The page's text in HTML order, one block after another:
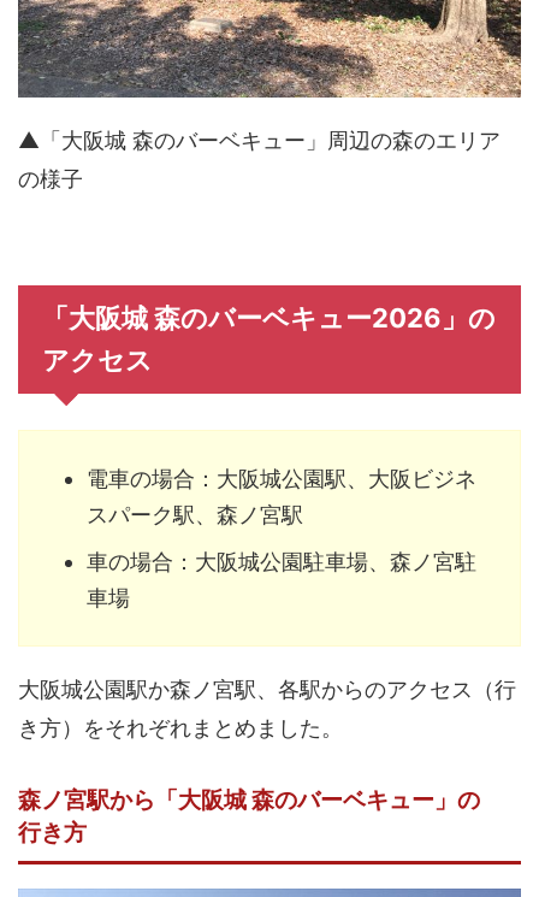
▲「大阪城 森のバーベキュー」周辺の森のエリア
の様子
「大阪城 森のバーベキュー2026」の
アクセス
電車の場合：大阪城公園駅、大阪ビジネ
スパーク駅、森ノ宮駅
車の場合：大阪城公園駐車場、森ノ宮駐
車場
大阪城公園駅か森ノ宮駅、各駅からのアクセス（行
き方）をそれぞれまとめました。
森ノ宮駅から「大阪城 森のバーベキュー」の
行き方